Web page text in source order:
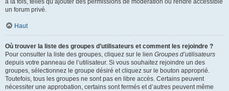
à la fois, telles qu’ajouter des permissions de modération ou rendre accessible
un forum privé.
Haut
Où trouver la liste des groupes d’utilisateurs et comment les rejoindre ?
Pour consulter la liste des groupes, cliquez sur le lien Groupes d’utilisateurs
depuis votre panneau de l’utilisateur. Si vous souhaitez rejoindre un des
groupes, sélectionnez le groupe désiré et cliquez sur le bouton approprié.
Toutefois, tous les groupes ne sont pas en libre accès. Certains peuvent
nécessiter une approbation, certains sont fermés et d’autres peuvent même